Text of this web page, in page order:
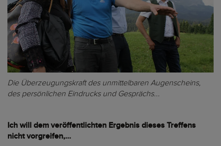
Die Überzeugungskraft des unmittelbaren Augenscheins,
des persönlichen Eindrucks und Gesprächs...
Ich will dem veröffentlichten Ergebnis dieses Treffens
nicht vorgreifen,...